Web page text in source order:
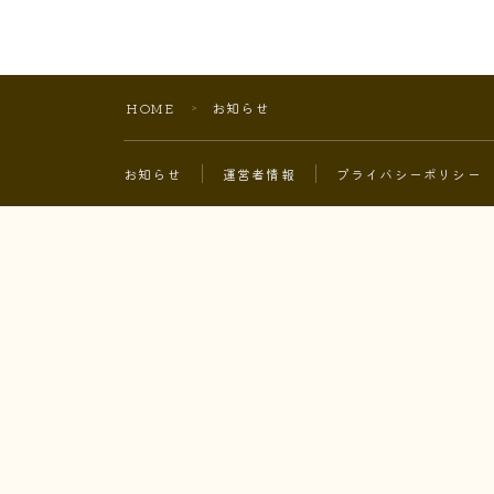
HOME ＞ お知らせ
お知らせ 運営者情報 プライバシーポリシー